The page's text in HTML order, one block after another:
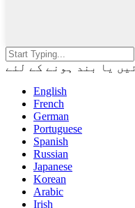
English
French
German
Portuguese
Spanish
Russian
Japanese
Korean
Arabic
Irish